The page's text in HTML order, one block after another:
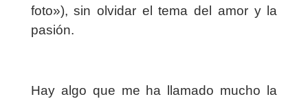
foto»), sin olvidar el tema del amor y la
pasión.
Hay algo que me ha llamado mucho la